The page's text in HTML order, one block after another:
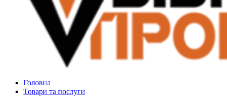
Головна
Товари та послуги